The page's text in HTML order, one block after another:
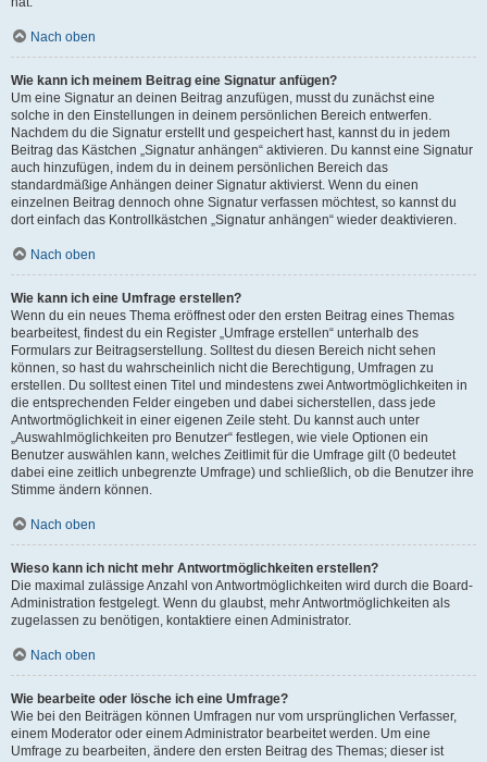
Nach oben
Wie kann ich meinem Beitrag eine Signatur anfügen?
Um eine Signatur an deinen Beitrag anzufügen, musst du zunächst eine
solche in den Einstellungen in deinem persönlichen Bereich entwerfen.
Nachdem du die Signatur erstellt und gespeichert hast, kannst du in jedem
Beitrag das Kästchen „Signatur anhängen“ aktivieren. Du kannst eine Signatur
auch hinzufügen, indem du in deinem persönlichen Bereich das
standardmäßige Anhängen deiner Signatur aktivierst. Wenn du einen
einzelnen Beitrag dennoch ohne Signatur verfassen möchtest, so kannst du
dort einfach das Kontrollkästchen „Signatur anhängen“ wieder deaktivieren.
Nach oben
Wie kann ich eine Umfrage erstellen?
Wenn du ein neues Thema eröffnest oder den ersten Beitrag eines Themas
bearbeitest, findest du ein Register „Umfrage erstellen“ unterhalb des
Formulars zur Beitragserstellung. Solltest du diesen Bereich nicht sehen
können, so hast du wahrscheinlich nicht die Berechtigung, Umfragen zu
erstellen. Du solltest einen Titel und mindestens zwei Antwortmöglichkeiten in
die entsprechenden Felder eingeben und dabei sicherstellen, dass jede
Antwortmöglichkeit in einer eigenen Zeile steht. Du kannst auch unter
„Auswahlmöglichkeiten pro Benutzer“ festlegen, wie viele Optionen ein
Benutzer auswählen kann, welches Zeitlimit für die Umfrage gilt (0 bedeutet
dabei eine zeitlich unbegrenzte Umfrage) und schließlich, ob die Benutzer ihre
Stimme ändern können.
Nach oben
Wieso kann ich nicht mehr Antwortmöglichkeiten erstellen?
Die maximal zulässige Anzahl von Antwortmöglichkeiten wird durch die Board-
Administration festgelegt. Wenn du glaubst, mehr Antwortmöglichkeiten als
zugelassen zu benötigen, kontaktiere einen Administrator.
Nach oben
Wie bearbeite oder lösche ich eine Umfrage?
Wie bei den Beiträgen können Umfragen nur vom ursprünglichen Verfasser,
einem Moderator oder einem Administrator bearbeitet werden. Um eine
Umfrage zu bearbeiten, ändere den ersten Beitrag des Themas; dieser ist